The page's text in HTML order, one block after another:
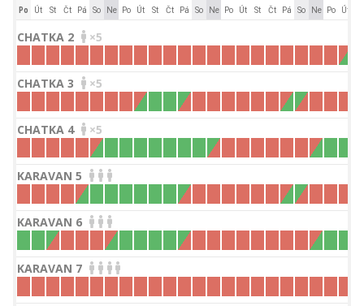
Po Út St Čt Pá So Ne Po Út St Čt Pá So Ne Po Út St Čt Pá So Ne Po Út
CHATKA 2 ×5
CHATKA 3 ×5
CHATKA 4 ×5
KARAVAN 5
KARAVAN 6
KARAVAN 7